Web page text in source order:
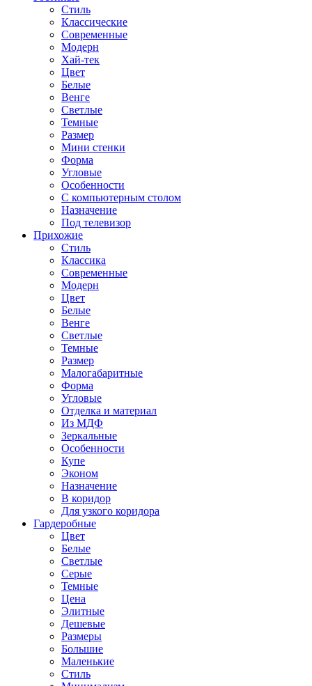
Стиль
Классические
Современные
Модерн
Хай-тек
Цвет
Белые
Венге
Светлые
Темные
Размер
Мини стенки
Форма
Угловые
Особенности
С компьютерным столом
Назначение
Под телевизор
Прихожие
Стиль
Классика
Современные
Модерн
Цвет
Белые
Венге
Светлые
Темные
Размер
Малогабаритные
Форма
Угловые
Отделка и материал
Из МДФ
Зеркальные
Особенности
Купе
Эконом
Назначение
В коридор
Для узкого коридора
Гардеробные
Цвет
Белые
Светлые
Серые
Темные
Цена
Элитные
Дешевые
Размеры
Большие
Маленькие
Стиль